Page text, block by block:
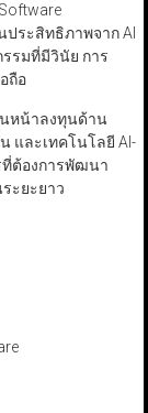
ระสิทธิภาพจาก AI
รมที่มีวินัย การ
ถือ
นหน้าลงทุนด้าน
และเทคโนโลยี AI-
ที่ต้องการพัฒนา
ะยะยาว